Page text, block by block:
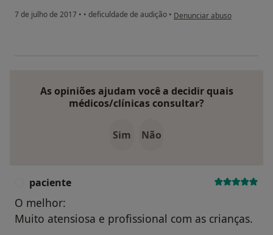
7 de julho de 2017 • • deficuldade de audição • na opinião do utilizador
Denunciar abuso
As opiniões ajudam você a decidir quais
médicos/clínicas consultar?
Sim Não
paciente
O melhor:
Muito atensiosa e profissional com as crianças.